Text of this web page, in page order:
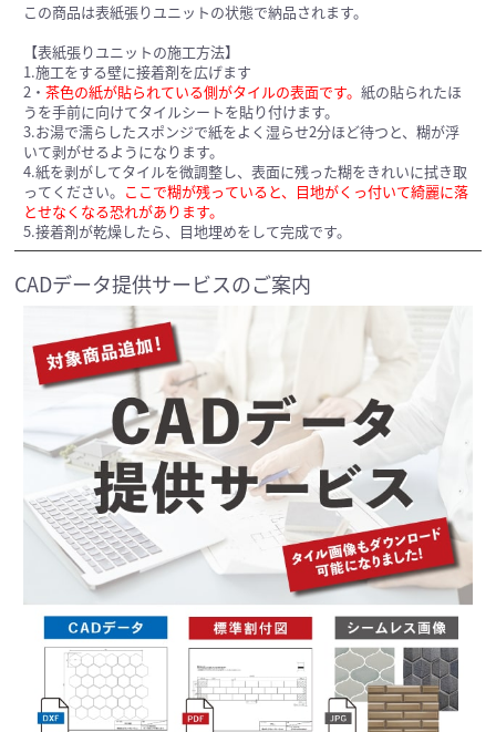
この商品は表紙張りユニットの状態で納品されます。
【表紙張りユニットの施工方法】
1.施工をする壁に接着剤を広げます
2・ 茶色の紙が貼られている側がタイルの表面です。 紙の貼られたほ
うを手前に向けてタイルシートを貼り付けます。
3.お湯で濡らしたスポンジで紙をよく湿らせ2分ほど待つと、糊が浮
いて剥がせるようになります。
4.紙を剥がしてタイルを微調整し、表面に残った糊をきれいに拭き取
ってください。 ここで糊が残っていると、目地がくっ付いて綺麗に落
とせなくなる恐れがあります。
5.接着剤が乾燥したら、目地埋めをして完成です。
CADデータ提供サービスのご案内